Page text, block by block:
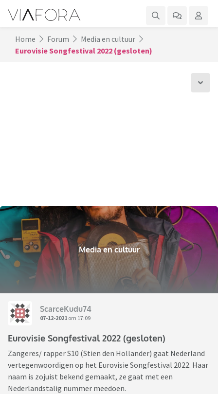
Home Forum
Media en cultuur
Eurovisie Songfestival 2022 (gesloten)
Media en cultuur
ScarceKudu74
07-12-2021 om 17:09
Eurovisie Songfestival 2022 (gesloten)
Zangeres/ rapper S10 (Stien den Hollander) gaat Nederland
vertegenwoordigen op het Eurovisie Songfestival 2022. Haar
naam is zojuist bekend gemaakt, ze gaat met een
Nederlandstalig nummer meedoen.